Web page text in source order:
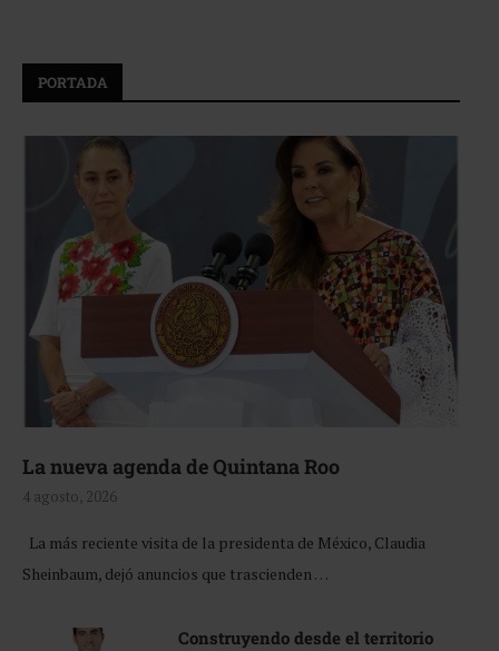
PORTADA
La nueva agenda de Quintana Roo
4 agosto, 2026
La más reciente visita de la presidenta de México, Claudia
Sheinbaum, dejó anuncios que trascienden …
Construyendo desde el territorio